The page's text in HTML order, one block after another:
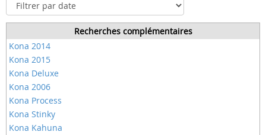
Recherches complémentaires
Kona 2014
Kona 2015
Kona Deluxe
Kona 2006
Kona Process
Kona Stinky
Kona Kahuna